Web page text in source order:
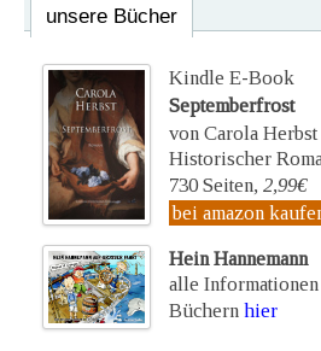
unsere Bücher
Kindle E-Book
Septemberfrost
von Carola Herbst
Historischer
730 Seiten, 2,99€
bei amazon
Hein Hannemann
alle
Büchern hier